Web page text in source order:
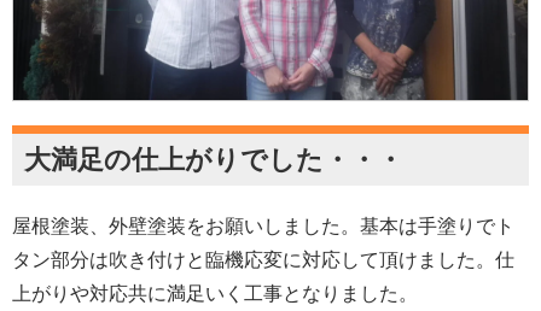
大満足の仕上がりでした・・・
屋根塗装、外壁塗装をお願いしました。基本は手塗りでト
タン部分は吹き付けと臨機応変に対応して頂けました。仕
上がりや対応共に満足いく工事となりました。